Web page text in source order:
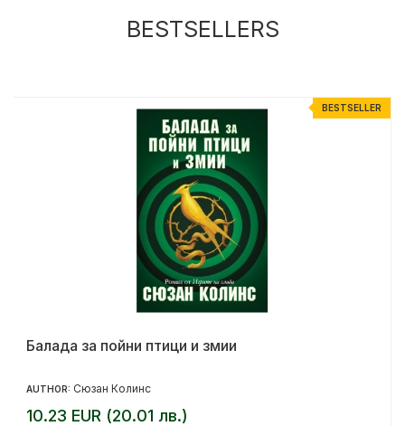
BESTSELLERS
BESTSELLER
Балада за пойни птици и змии
AUTHOR: Сюзан Колинс
10.23 EUR (20.01 лв.)